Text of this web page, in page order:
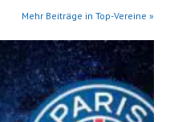
Mehr Beiträge in Top-Vereine »